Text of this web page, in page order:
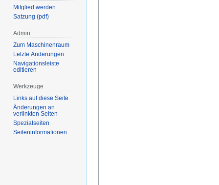
Mitglied werden
Satzung (pdf)
Admin
Zum Maschinenraum
Letzte Änderungen
Navigationsleiste
editieren
Werkzeuge
Links auf diese Seite
Änderungen an
verlinkten Seiten
Spezialseiten
Seiten­­informationen